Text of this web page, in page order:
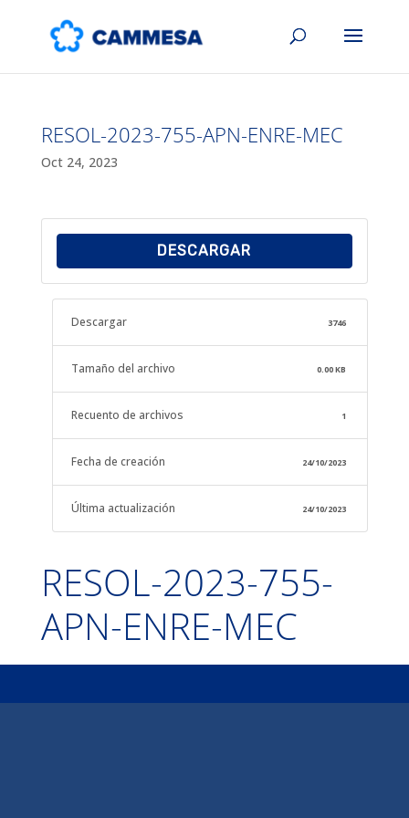
RESOL-2023-755-APN-ENRE-MEC
Oct 24, 2023
DESCARGAR
Descargar 3746
Tamaño del archivo 0.00 KB
Recuento de archivos 1
Fecha de creación 24/10/2023
Última actualización 24/10/2023
RESOL-2023-755-
APN-ENRE-MEC